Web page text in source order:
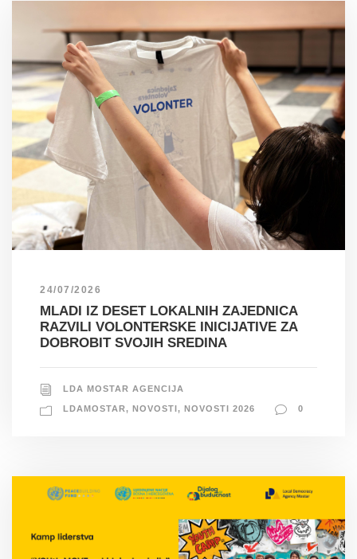
24/07/2026
MLADI IZ DESET LOKALNIH ZAJEDNICA
RAZVILI VOLONTERSKE INICIJATIVE ZA
DOBROBIT SVOJIH SREDINA
LDA MOSTAR AGENCIJA
LDAMOSTAR, NOVOSTI , NOVOSTI 2026 0